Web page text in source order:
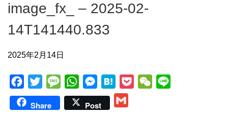
image_fx_ – 2025-02-
14T141440.833
2025年2月14日
a
c
w
i
M
e
s
W
h
a
e
s
a
t
W
Share Post